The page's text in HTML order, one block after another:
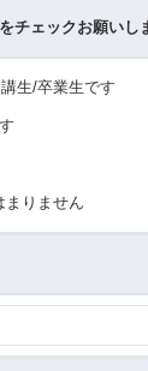
チェックお願いし
生/卒業生です
まりません